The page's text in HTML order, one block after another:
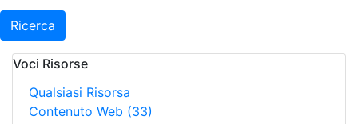
Ricerca
Voci Risorse
Qualsiasi Risorsa
Contenuto Web (33)